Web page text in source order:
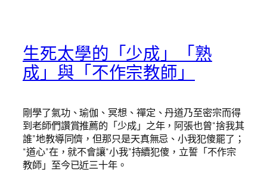
生死太學的「少成」「熟
成」與「不作宗教師」
剛學了氣功、瑜伽、冥想、禪定、丹道乃至密宗而得
到老師們讚賞推薦的「少成」之年，阿張也曾“捨我其
誰”地教導同儕，但那只是天真無忌、小我犯傻罷了；
“道心”在，就不會讓“小我”持續犯傻，立誓「不作宗
教師」至今已近三十年。